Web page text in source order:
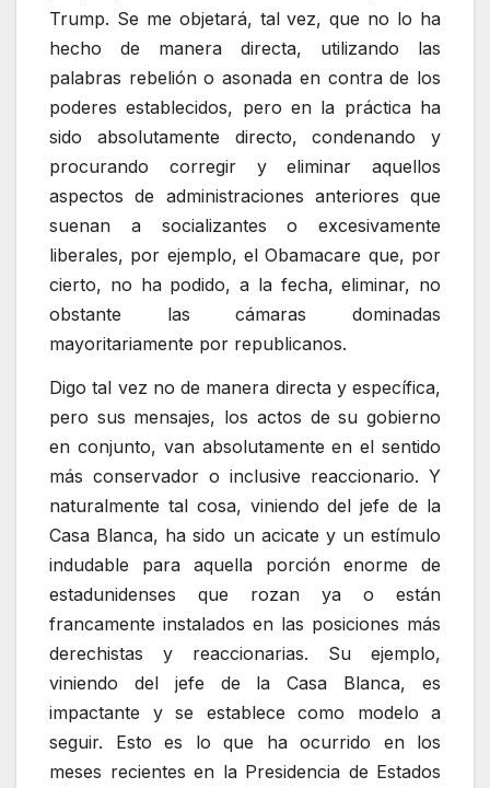
Trump. Se me objetará, tal vez, que no lo ha
hecho de manera directa, utilizando las
palabras rebelión o asonada en contra de los
poderes establecidos, pero en la práctica ha
sido absolutamente directo, condenando y
procurando corregir y eliminar aquellos
aspectos de administraciones anteriores que
suenan a socializantes o excesivamente
liberales, por ejemplo, el Obamacare que, por
cierto, no ha podido, a la fecha, eliminar, no
obstante las cámaras dominadas
mayoritariamente por republicanos.
Digo tal vez no de manera directa y específica,
pero sus mensajes, los actos de su gobierno
en conjunto, van absolutamente en el sentido
más conservador o inclusive reaccionario. Y
naturalmente tal cosa, viniendo del jefe de la
Casa Blanca, ha sido un acicate y un estímulo
indudable para aquella porción enorme de
estadunidenses que rozan ya o están
francamente instalados en las posiciones más
derechistas y reaccionarias. Su ejemplo,
viniendo del jefe de la Casa Blanca, es
impactante y se establece como modelo a
seguir. Esto es lo que ha ocurrido en los
meses recientes en la Presidencia de Estados